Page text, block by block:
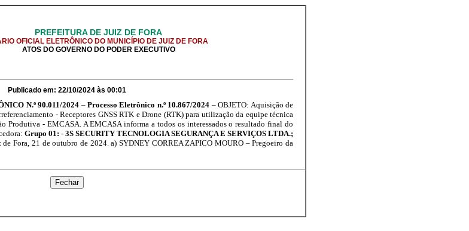
PREFEITURA DE JUIZ DE FORA
OFICIAL ELETRÔNICO DO MUNICÍPIO DE JUIZ DE FORA
ATOS DO GOVERNO DO PODER EXECUTIVO
Publicado em: 22/10/2024 às 00:01
N.º 90.011/2024 –Processo Eletrônico n.º 10.867/2024 – OBJETO: Aquisição de
- Receptores GNSS RTK e Drone (RTK) para utilização da equipe técnica
Produtiva - EMCASA. A EMCASA informa a todos os interessados o resultado final do
Grupo 01: - 3S SECURITY TECNOLOGIA SEGURANÇA E SERVIÇOS LTDA.;
de Fora, 21 de outubro de 2024. a) SYDNEY CORREA ZAPICO MOURO – Pregoeiro da